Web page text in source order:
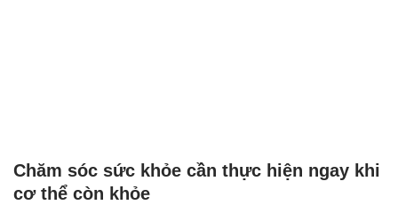
Chăm sóc sức khỏe cần thực hiện ngay khi
cơ thể còn khỏe